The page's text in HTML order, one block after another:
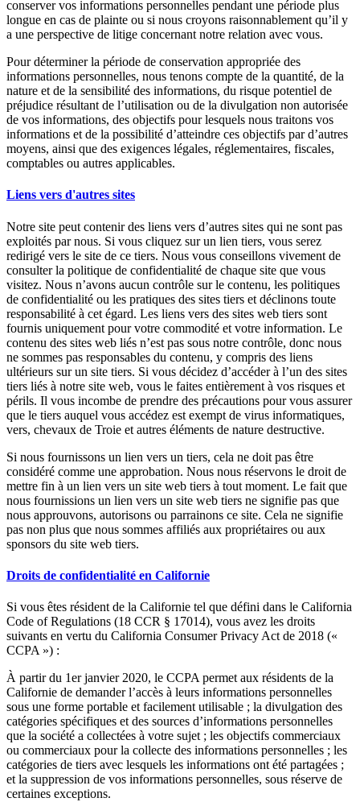
conserver vos informations personnelles pendant une période plus
longue en cas de plainte ou si nous croyons raisonnablement qu’il y
a une perspective de litige concernant notre relation avec vous.
Pour déterminer la période de conservation appropriée des
informations personnelles, nous tenons compte de la quantité, de la
nature et de la sensibilité des informations, du risque potentiel de
préjudice résultant de l’utilisation ou de la divulgation non autorisée
de vos informations, des objectifs pour lesquels nous traitons vos
informations et de la possibilité d’atteindre ces objectifs par d’autres
moyens, ainsi que des exigences légales, réglementaires, fiscales,
comptables ou autres applicables.
Liens vers d'autres sites
Notre site peut contenir des liens vers d’autres sites qui ne sont pas
exploités par nous. Si vous cliquez sur un lien tiers, vous serez
redirigé vers le site de ce tiers. Nous vous conseillons vivement de
consulter la politique de confidentialité de chaque site que vous
visitez. Nous n’avons aucun contrôle sur le contenu, les politiques
de confidentialité ou les pratiques des sites tiers et déclinons toute
responsabilité à cet égard. Les liens vers des sites web tiers sont
fournis uniquement pour votre commodité et votre information. Le
contenu des sites web liés n’est pas sous notre contrôle, donc nous
ne sommes pas responsables du contenu, y compris des liens
ultérieurs sur un site tiers. Si vous décidez d’accéder à l’un des sites
tiers liés à notre site web, vous le faites entièrement à vos risques et
périls. Il vous incombe de prendre des précautions pour vous assurer
que le tiers auquel vous accédez est exempt de virus informatiques,
vers, chevaux de Troie et autres éléments de nature destructive.
Si nous fournissons un lien vers un tiers, cela ne doit pas être
considéré comme une approbation. Nous nous réservons le droit de
mettre fin à un lien vers un site web tiers à tout moment. Le fait que
nous fournissions un lien vers un site web tiers ne signifie pas que
nous approuvons, autorisons ou parrainons ce site. Cela ne signifie
pas non plus que nous sommes affiliés aux propriétaires ou aux
sponsors du site web tiers.
Droits de confidentialité en Californie
Si vous êtes résident de la Californie tel que défini dans le California
Code of Regulations (18 CCR § 17014), vous avez les droits
suivants en vertu du California Consumer Privacy Act de 2018 («
CCPA ») :
À partir du 1er janvier 2020, le CCPA permet aux résidents de la
Californie de demander l’accès à leurs informations personnelles
sous une forme portable et facilement utilisable ; la divulgation des
catégories spécifiques et des sources d’informations personnelles
que la société a collectées à votre sujet ; les objectifs commerciaux
ou commerciaux pour la collecte des informations personnelles ; les
catégories de tiers avec lesquels les informations ont été partagées ;
et la suppression de vos informations personnelles, sous réserve de
certaines exceptions.